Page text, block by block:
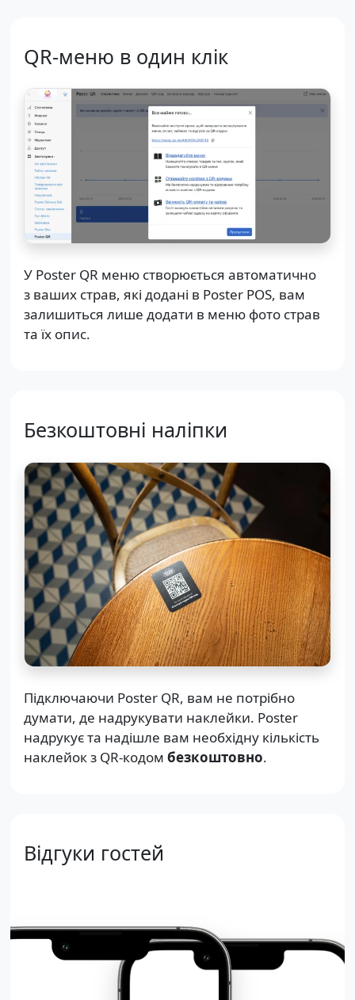
QR-меню в один клік
У Poster QR меню створюється автоматично
з ваших страв, які додані в Poster POS, вам
залишиться лише додати в меню фото страв
та їх опис.
Безкоштовні наліпки
Підключаючи Poster QR, вам не потрібно
думати, де надрукувати наклейки. Poster
надрукує та надішле вам необхідну кількість
наклейок з QR-кодом безкоштовно.
Відгуки гостей